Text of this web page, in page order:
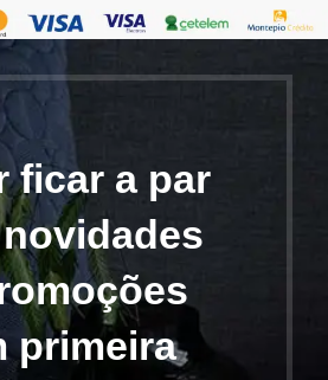
ficar a par
primeira